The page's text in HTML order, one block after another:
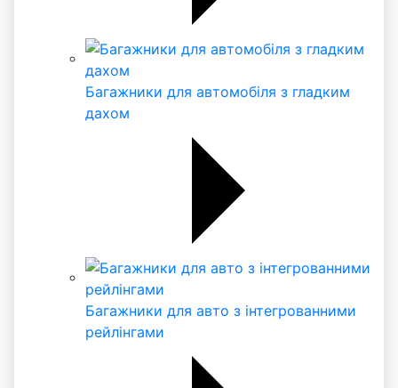
Багажники для автомобіля з гладким
дахом
Багажники для авто з інтегрованними
рейлінгами